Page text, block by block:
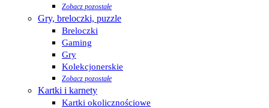
Zobacz pozostałe
Gry, breloczki, puzzle
Breloczki
Gaming
Gry
Kolekcjonerskie
Zobacz pozostałe
Kartki i karnety
Kartki okolicznościowe